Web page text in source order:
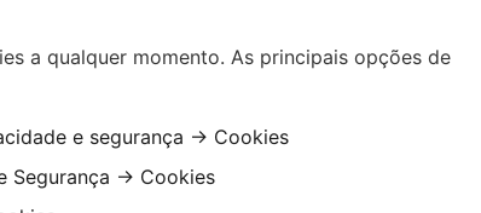
a qualquer momento. As principais opções de
e segurança → Cookies
Segurança → Cookies